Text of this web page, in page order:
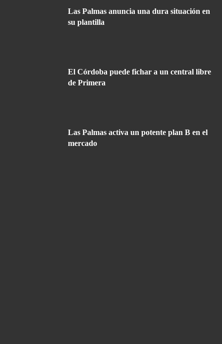
Las Palmas anuncia una dura situación en
su plantilla
El Córdoba puede fichar a un central libre
de Primera
Las Palmas activa un potente plan B en el
mercado